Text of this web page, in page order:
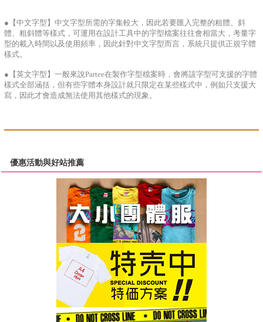
●【中文字型】中文字型所需的字集較大，因此若要匯入完整的粗體、斜
體、粗斜體等樣式，可運用在設計工具中的字型檔案往往會相當大，考量字
型的載入時間以及使用頻率，因此針對中文字型而言，系統只提供正規字體
樣式。
●【英文字型】一般來說Partee在製作字型檔案時，會將該字型可支援的字體
樣式全部涵括，但有些字體本身設計就只限定在某些樣式中，例如只支援大
寫，因此才會造成無法使用其他樣式的現象。
優惠活動與好站推薦